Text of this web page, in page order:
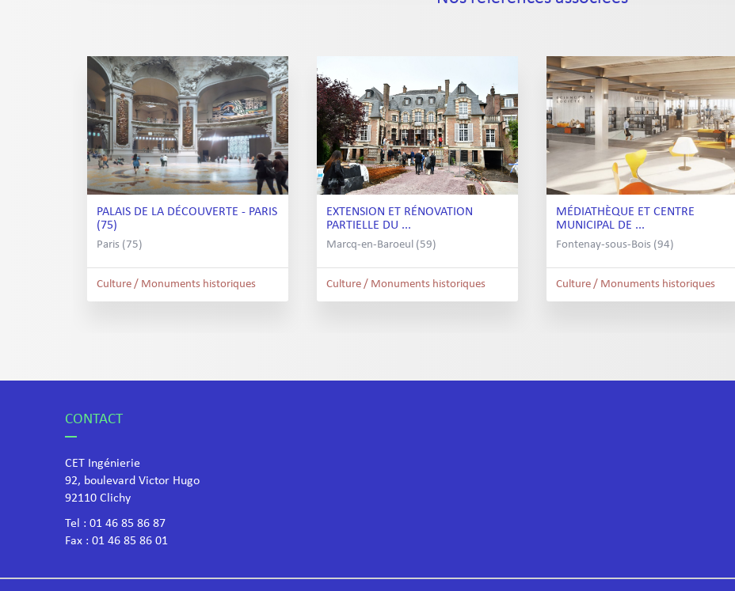
PALAIS DE LA DÉCOUVERTE - PARIS
(75)
Paris (75)
Culture / Monuments historiques
EXTENSION ET RÉNOVATION
PARTIELLE DU ...
Marcq-en-Baroeul (59)
Culture / Monuments historiques
MÉDIATHÈQUE ET CENTRE
MUNICIPAL DE ...
Fontenay-sous-Bois (94)
Culture / Monuments historiques
CONTACT
CET Ingénierie
92, boulevard Victor Hugo
​92110 Clichy
Tel : 01 46 85 86 87
Fax : 01 46 85 86 01